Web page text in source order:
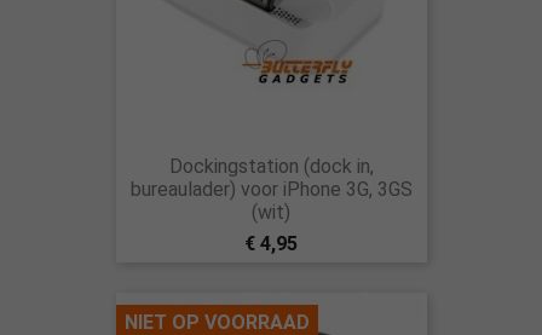
Dockingstation (dock in,
bureaulader) voor iPhone 3G, 3GS
(wit)
€ 4,95
NIET OP VOORRAAD